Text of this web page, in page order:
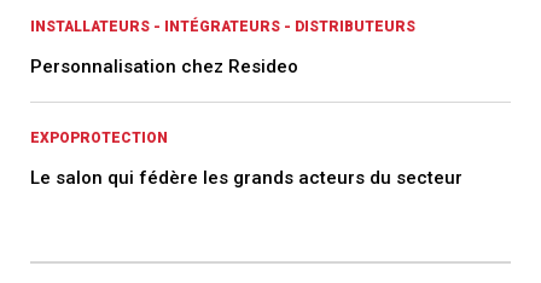
INSTALLATEURS - INTÉGRATEURS - DISTRIBUTEURS
Personnalisation chez Resideo
EXPOPROTECTION
Le salon qui fédère les grands acteurs du secteur